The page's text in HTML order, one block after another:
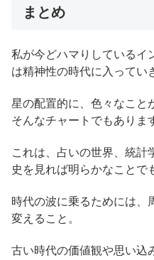
まとめ
私が今どハマりしているイ
は精神性の時代に入ってい
星の配置的に、色々なこと
そんなチャートでもありま
これは、占いの世界、統計
史を見れば明らかなことで
時代の波に乗るためには、
変えること。
古い時代の価値観や思い込